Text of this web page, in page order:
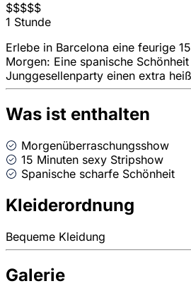
$$$$$
1 Stunde
Erlebe in Barcelona eine feurige
Morgen: Eine spanische
Junggesellenparty einen extra
Was ist enthalten
Morgenüberraschungsshow
15 Minuten sexy Stripshow
Spanische scharfe Schönheit
Kleiderordnung
Bequeme Kleidung
Galerie